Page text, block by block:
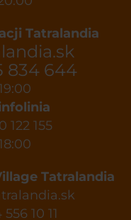
Tatralandia
834 644
122 155
Tatralandia
10 11